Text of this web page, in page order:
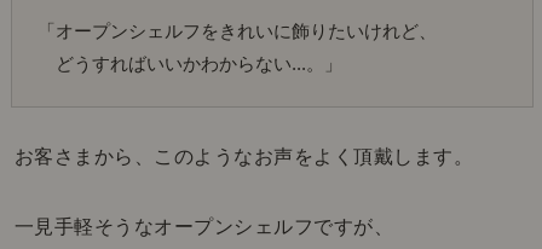
「オープンシェルフをきれいに飾りたいけれど、
どうすればいいかわからない...。」
お客さまから、このようなお声をよく頂戴します。
一見手軽そうなオープンシェルフですが、